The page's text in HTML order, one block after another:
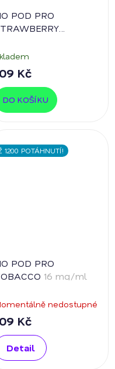
POD PRO
ml
Kč
DO KOŠÍKU
1200 POTÁHNUTÍ!
POD PRO
16 mg/ml
nedostupné
Kč
Detail